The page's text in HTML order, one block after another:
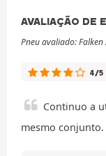
AVALIAÇÃO DE
Pneu avaliado: Falken
4/5
Continuo a
mesmo conjunto.